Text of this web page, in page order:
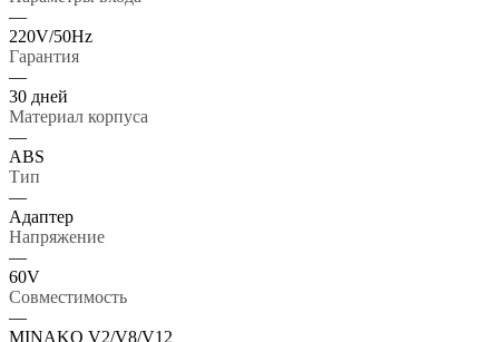
—
220V/50Hz
Гарантия
—
30 дней
Материал корпуса
—
ABS
Тип
—
Адаптер
Напряжение
—
60V
Совместимость
—
MINAKO V2/V8/V12